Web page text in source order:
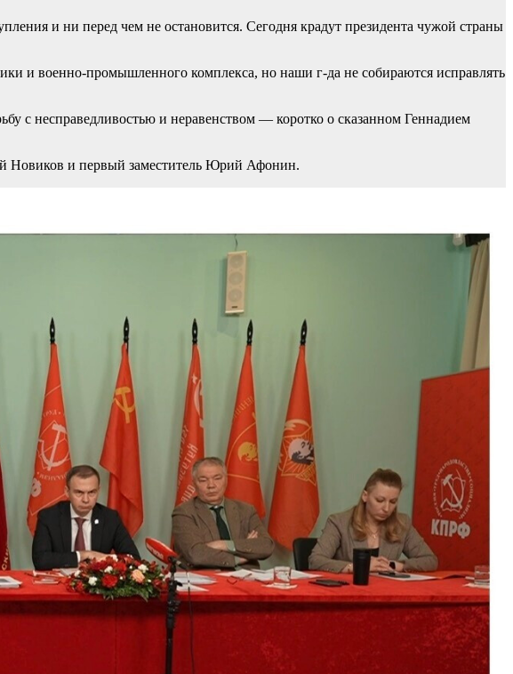
и ни перед чем не остановится. Сегодня крадут президента чужой страны
и военно-промышленного комплекса, но наши г-да не собираются исправлять
с несправедливостью и неравенством — коротко о сказанном Геннадием
Новиков и первый заместитель Юрий Афонин.